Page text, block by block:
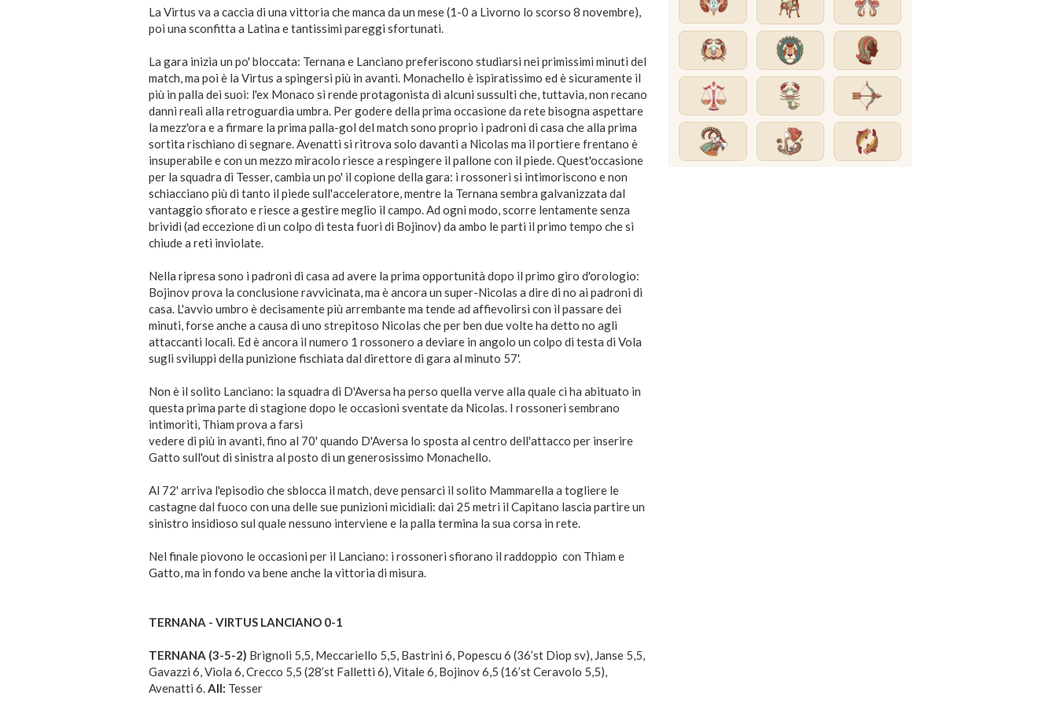
La Virtus va a caccia di una vittoria che manca da un mese (1-0 a Livorno lo scorso 8 novembre),
poi una sconfitta a Latina e tantissimi pareggi sfortunati.
La gara inizia un po' bloccata: Ternana e Lanciano preferiscono studiarsi nei primissimi minuti del
match, ma poi è la Virtus a spingersi più in avanti. Monachello è ispiratissimo ed è sicuramente il
più in palla dei suoi: l'ex Monaco si rende protagonista di alcuni sussulti che, tuttavia, non recano
danni reali alla retroguardia umbra. Per godere della prima occasione da rete bisogna aspettare
la mezz'ora e a firmare la prima palla-gol del match sono proprio i padroni di casa che alla prima
sortita rischiano di segnare. Avenatti si ritrova solo davanti a Nicolas ma il portiere frentano è
insuperabile e con un mezzo miracolo riesce a respingere il pallone con il piede. Quest'occasione
per la squadra di Tesser, cambia un po' il copione della gara: i rossoneri si intimoriscono e non
schiacciano più di tanto il piede sull'acceleratore, mentre la Ternana sembra galvanizzata dal
vantaggio sfiorato e riesce a gestire meglio il campo. Ad ogni modo, scorre lentamente senza
brividi (ad eccezione di un colpo di testa fuori di Bojinov) da ambo le parti il primo tempo che si
chiude a reti inviolate.
Nella ripresa sono i padroni di casa ad avere la prima opportunità dopo il primo giro d'orologio:
Bojinov prova la conclusione ravvicinata, ma è ancora un super-Nicolas a dire di no ai padroni di
casa. L'avvio umbro è decisamente più arrembante ma tende ad affievolirsi con il passare dei
minuti, forse anche a causa di uno strepitoso Nicolas che per ben due volte ha detto no agli
attaccanti locali. Ed è ancora il numero 1 rossonero a deviare in angolo un colpo di testa di Vola
sugli sviluppi della punizione fischiata dal direttore di gara al minuto 57'.
Non è il solito Lanciano: la squadra di D'Aversa ha perso quella verve alla quale ci ha abituato in
questa prima parte di stagione dopo le occasioni sventate da Nicolas. I rossoneri sembrano
intimoriti, Thiam prova a farsi
vedere di più in avanti, fino al 70' quando D'Aversa lo sposta al centro dell'attacco per inserire
Gatto sull'out di sinistra al posto di un generosissimo Monachello.
Al 72' arriva l'episodio che sblocca il match, deve pensarci il solito Mammarella a togliere le
castagne dal fuoco con una delle sue punizioni micidiali: dai 25 metri il Capitano lascia partire un
sinistro insidioso sul quale nessuno interviene e la palla termina la sua corsa in rete.
Nel finale piovono le occasioni per il Lanciano: i rossoneri sfiorano il raddoppio con Thiam e
Gatto, ma in fondo va bene anche la vittoria di misura.
TERNANA - VIRTUS LANCIANO 0-1
TERNANA (3-5-2) Brignoli 5,5, Meccariello 5,5, Bastrini 6, Popescu 6 (36’st Diop sv), Janse 5,5,
Gavazzi 6, Viola 6, Crecco 5,5 (28’st Falletti 6), Vitale 6, Bojinov 6,5 (16’st Ceravolo 5,5),
Avenatti 6.All: Tesser